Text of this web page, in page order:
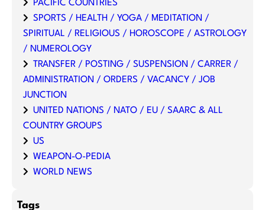
PACIFIC COUNTRIES
SPORTS / HEALTH / YOGA / MEDITATION /
SPIRITUAL / RELIGIOUS / HOROSCOPE / ASTROLOGY
/ NUMEROLOGY
TRANSFER / POSTING / SUSPENSION / CARRER /
ADMINISTRATION / ORDERS / VACANCY / JOB
JUNCTION
UNITED NATIONS / NATO / EU / SAARC & ALL
COUNTRY GROUPS
US
WEAPON-O-PEDIA
WORLD NEWS
Tags